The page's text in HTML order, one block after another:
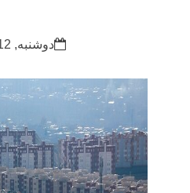
دوشنبه, 12 آبان,1404 09:17 ق.ظ